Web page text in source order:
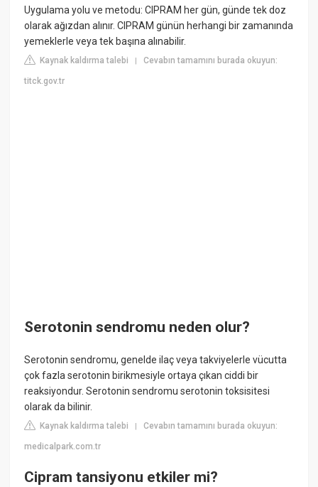
Uygulama yolu ve metodu: CIPRAM her gün, günde tek doz
olarak ağızdan alınır. CIPRAM günün herhangi bir zamanında
yemeklerle veya tek başına alınabilir.
Kaynak kaldırma talebi |Cevabın tamamını burada okuyun:
titck.gov.tr
Serotonin sendromu neden olur?
Serotonin sendromu, genelde ilaç veya takviyelerle vücutta
çok fazla serotonin birikmesiyle ortaya çıkan ciddi bir
reaksiyondur. Serotonin sendromu serotonin toksisitesi
olarak da bilinir.
Kaynak kaldırma talebi |Cevabın tamamını burada okuyun:
medicalpark.com.tr
Cipram tansiyonu etkiler mi?